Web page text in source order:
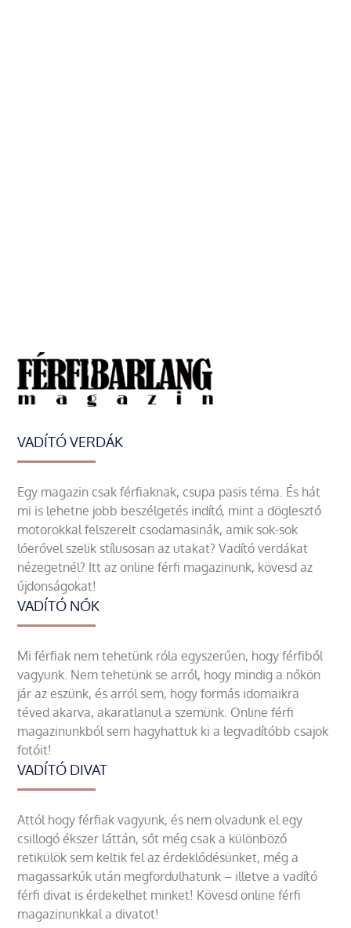
VADÍTÓ VERDÁK
Egy magazin csak férfiaknak, csupa pasis téma. És hát
mi is lehetne jobb beszélgetés indító, mint a döglesztő
motorokkal felszerelt csodamasinák, amik sok-sok
lóerővel szelik stílusosan az utakat? Vadító verdákat
nézegetnél? Itt az online férfi magazinunk, kövesd az
újdonságokat!
VADÍTÓ NŐK
Mi férfiak nem tehetünk róla egyszerűen, hogy férfiből
vagyunk. Nem tehetünk se arról, hogy mindig a nőkön
jár az eszünk, és arról sem, hogy formás idomaikra
téved akarva, akaratlanul a szemünk. Online férfi
magazinunkból sem hagyhattuk ki a legvadítóbb csajok
fotóit!
VADÍTÓ DIVAT
Attól hogy férfiak vagyunk, és nem olvadunk el egy
csillogó ékszer láttán, sőt még csak a különböző
retikülök sem keltik fel az érdeklődésünket, még a
magassarkúk után megfordulhatunk – illetve a vadító
férfi divat is érdekelhet minket! Kövesd online férfi
magazinunkkal a divatot!